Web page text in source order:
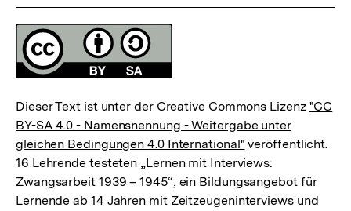
Lizenz
Dieser Text ist unter der Creative Commons Lizenz "CC
BY-SA 4.0 - Namensnennung - Weitergabe unter
gleichen Bedingungen 4.0 International" veröffentlicht.
16 Lehrende testeten „Lernen mit Interviews:
Zwangsarbeit 1939 – 1945“, ein Bildungsangebot für
Lernende ab 14 Jahren mit Zeitzeugeninterviews und